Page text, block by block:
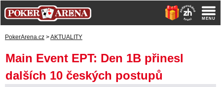
PokerArena.cz >AKTUALITY
Main Event EPT: Den 1B přinesl
dalších 10 českých postupů